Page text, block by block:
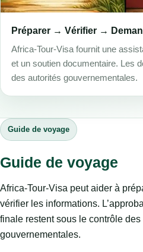
Préparer → Vérifier →
Africa-Tour-Visa fournit une
et un soutien documentaire. Les
des autorités gouvernementales.
Guide de voyage
Guide de voyage
Africa-Tour-Visa peut aider à
vérifier les informations.
finale restent sous le contrôle des
gouvernementales.